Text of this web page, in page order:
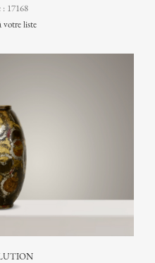
: 17168
votre liste